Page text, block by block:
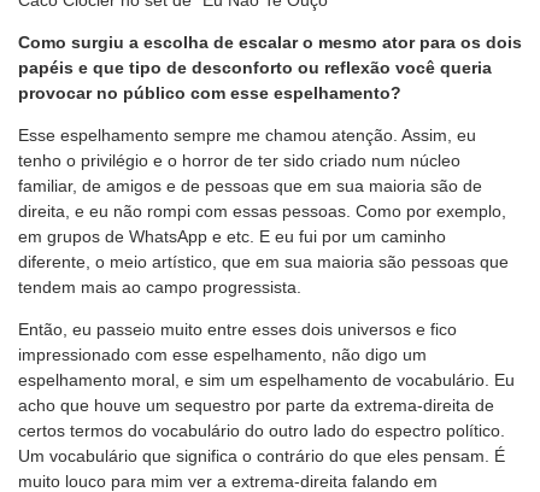
Como surgiu a escolha de escalar o mesmo ator para os dois
papéis e que tipo de desconforto ou reflexão você queria
provocar no público com esse espelhamento?
Esse espelhamento sempre me chamou atenção. Assim, eu
tenho o privilégio e o horror de ter sido criado num núcleo
familiar, de amigos e de pessoas que em sua maioria são de
direita, e eu não rompi com essas pessoas. Como por exemplo,
em grupos de WhatsApp e etc. E eu fui por um caminho
diferente, o meio artístico, que em sua maioria são pessoas que
tendem mais ao campo progressista.
Então, eu passeio muito entre esses dois universos e fico
impressionado com esse espelhamento, não digo um
espelhamento moral, e sim um espelhamento de vocabulário. Eu
acho que houve um sequestro por parte da extrema-direita de
certos termos do vocabulário do outro lado do espectro político.
Um vocabulário que significa o contrário do que eles pensam. É
muito louco para mim ver a extrema-direita falando em